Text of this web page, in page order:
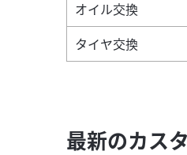
オイル交換
タイヤ交換
最新のカス